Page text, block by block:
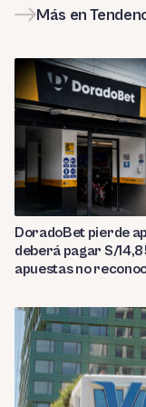
Más en
DoradoBet pierde
deberá pagar S/
apuestas no